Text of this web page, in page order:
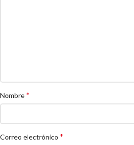
Nombre*
Correo electrónico *